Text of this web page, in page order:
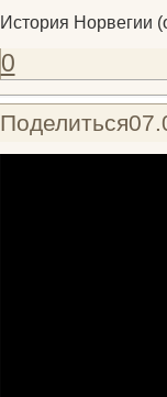
История Норвегии
0
Поделиться